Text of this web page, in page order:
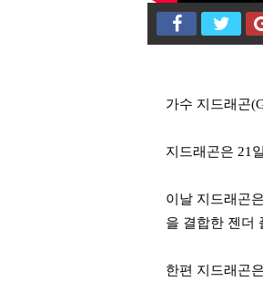
가수 지드래곤
지드래곤은 21
이날 지드래곤
을 결합한 젠더
한편 지드래곤